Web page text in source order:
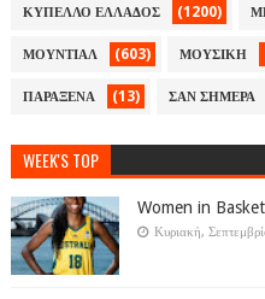
ΚΥΠΕΛΛΟ ΕΛΛΑΔΟΣ (1200)
ΜΟΥΝΤΙΑΛ (603) ΜΟΥΣΙΚΗ
ΠΑΡΑΞΕΝΑ (13) ΣΑΝ ΣΗΜΕΡΑ
WEEK'S TOP
Women in
Κυριακή,